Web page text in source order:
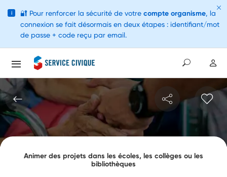
Animer des projets dans les écoles, les collèges ou les
bibliothèques
i 🔐 Pour renforcer la sécurité de votre compte organisme, la
connexion se fait désormais en deux étapes : identifiant/mot
de passe + code reçu par email.